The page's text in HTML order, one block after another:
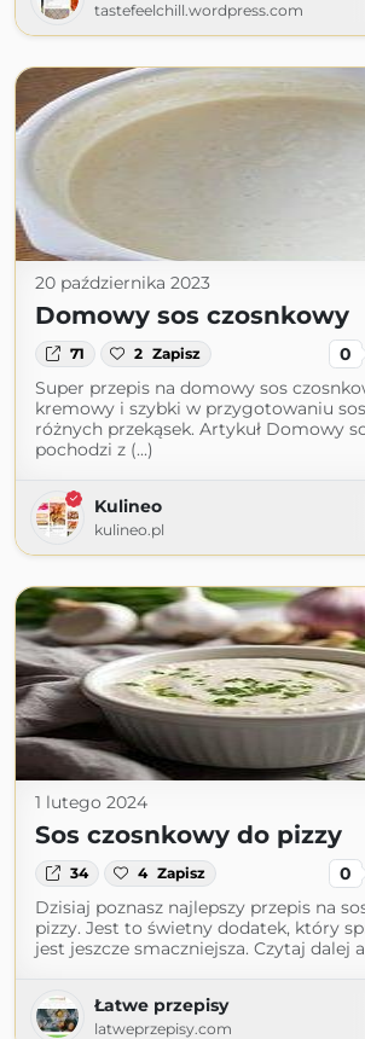
tastefeelchill.wordpress.com
20 października 2023
Domowy sos czosnkowy
71 2 Zapisz 0
Super przepis na domowy sos
kremowy i szybki w przygotowaniu
różnych przekąsek. Artykuł Domowy
pochodzi z (...)
Kulineo
kulineo.pl
1 lutego 2024
Sos czosnkowy do pizzy
34 4 Zapisz 0
Dzisiaj poznasz najlepszy przepis na
pizzy. Jest to świetny dodatek, który
jest jeszcze smaczniejsza. Czytaj dalej
Łatwe przepisy
latweprzepisy.com